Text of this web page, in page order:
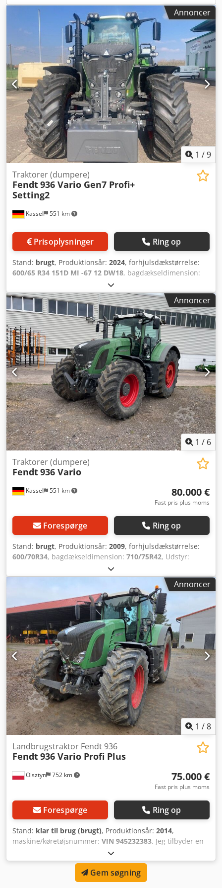
Annoncer
1 /9
Kassel 551 km
Traktorer (dumpere)
Fendt936 Vario Gen7 Profi+
Setting2
Prisoplysninger Ring op
Stand: brugt, Produktionsår: 2024, forhjulsdækstørrelse:
600/65 R34 151D MI -67 12 DW18, bagdækseldimension:
710/70 R42 173D MI -55 10 DW23
Infotainment-pakke, 4 kameratilslutninger, 4 USB-porte,
frontvægt 1.250 kg, baghjulsvægte 2 x 600 kg, RTK NovAtel-
sporføring, Section Control. Chjdpfx Ajrxtcgofuoa
Annoncer
1 / 6
Kassel 551 km
Traktorer (dumpere)
Fendt936 Vario
80.000 €
Fast pris plus moms
Forespørge Ring op
Stand: brugt, Produktionsår: 2009, forhjulsdækstørrelse:
600/70R34, bagdækseldimension: 710/75R42, Udstyr:
, Hjulvægte 4x300 kg gearkasse ved 8164
driftstimer NY / Cedpst Hrrpjfx Afujha
Annoncer
1 /8
Olsztyn 752 km
Landbrugstraktor Fendt 936
Fendt936 Vario Profi Plus
75.000 €
Fast pris plus moms
Forespørge Ring op
Stand: klar til brug (brugt), Produktionsår: 2014,
maskine/køretøjsnummer: VIN 945232383, Jeg tilbyder en
Fendt traktor, årgang 2014 Til salg: Fendt 936 Vario Profi
Plus landbrugstraktor fra 2014, fuldt funktionsdygtig og i
meget god teknisk stand. Klar til brug. Ydelse: 360 HK Vario
trinløs transmission Udstyrsvariant: Profi Plus med 10"
Gem søgning